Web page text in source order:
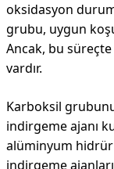
oksidasyon
grubu, uygun
Ancak, bu
vardır.
Karboksil
indirgeme ajanı
alüminyum
indirgeme